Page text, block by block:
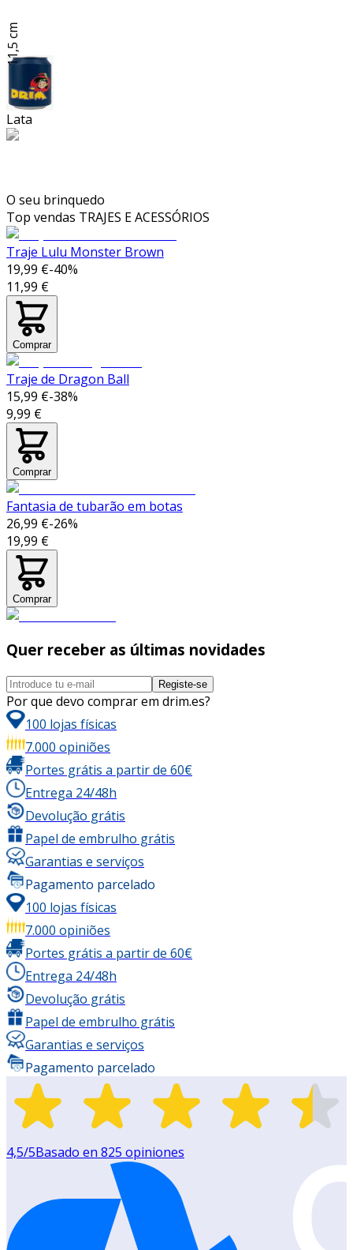
11,5 cm
Lata
O seu brinquedo
Top vendas TRAJES E ACESSÓRIOS
Traje Lulu Monster Brown
19,99 €-40%
11,99 €
Comprar
Traje de Dragon Ball
15,99 €-38%
9,99 €
Comprar
Fantasia de tubarão em botas
26,99 €-26%
19,99 €
Comprar
Quer receber as últimas novidades
Registe-se
Por que devo comprar em drim.es?
100 lojas físicas
7.000 opiniões
Portes grátis a partir de 60€
Entrega 24/48h
Devolução grátis
Papel de embrulho grátis
Garantias e serviços
Pagamento parcelado
100 lojas físicas
7.000 opiniões
Portes grátis a partir de 60€
Entrega 24/48h
Devolução grátis
Papel de embrulho grátis
Garantias e serviços
Pagamento parcelado
4,5/5Basado en 825 opiniones